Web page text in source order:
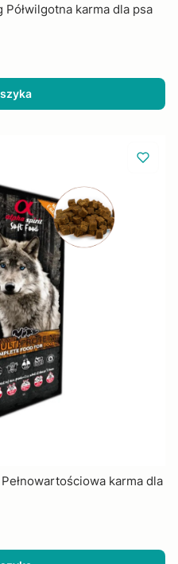
karma dla psa
karma dla